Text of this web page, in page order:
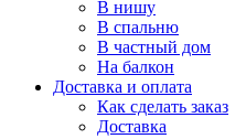
В нишу
В спальню
В частный дом
На балкон
Доставка и оплата
Как сделать заказ
Доставка